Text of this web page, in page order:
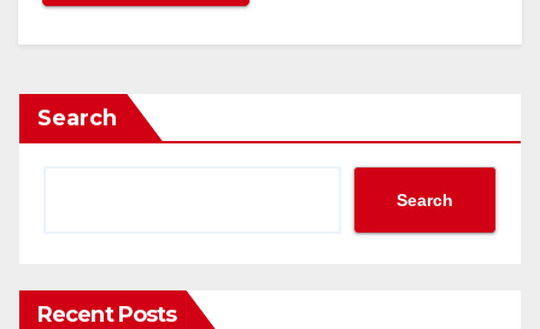
Search
Search
Recent Posts